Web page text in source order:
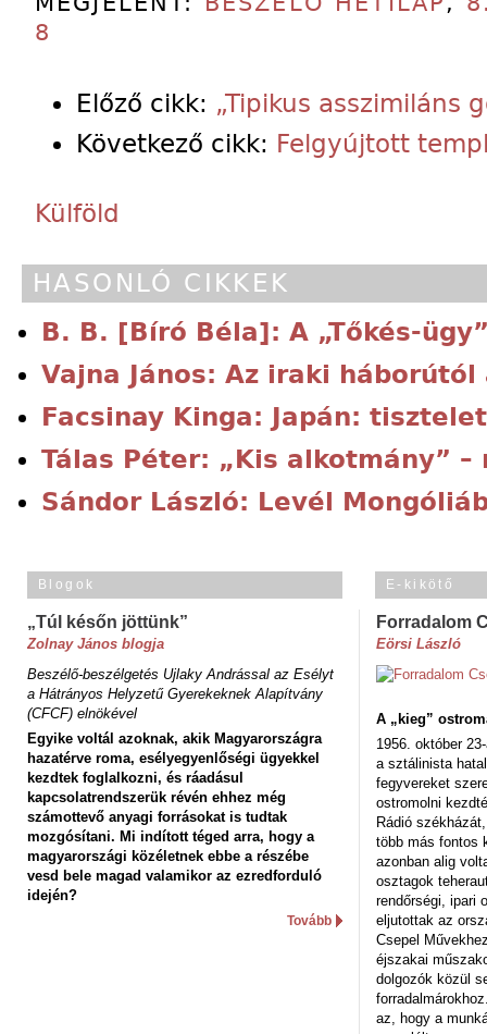
8
Előző cikk: „Tipikus asszimiláns
Következő cikk: Felgyújtott
Külföld
HASONLÓ CIKKEK
B. B. [Bíró Béla]: A „Tőkés-
Vajna János: Az iraki
Facsinay Kinga: Japán:
Tálas Péter: „Kis alkotmány” –
Sándor László: Levél
Blogok
„Túl későn jöttünk”
Zolnay János blogja
Beszélő-beszélgetés Ujlaky Andrással az Esélyt
a Hátrányos Helyzetű Gyerekeknek Alapítvány
(CFCF) elnökével
Egyike voltál azoknak, akik Magyarországra
hazatérve roma, esélyegyenlőségi ügyekkel
kezdtek foglalkozni, és ráadásul
kapcsolatrendszerük révén ehhez még
számottevő anyagi forrásokat is tudtak
mozgósítani. Mi indított téged arra, hogy a
magyarországi közéletnek ebbe a részébe
vesd bele magad valamikor az ezredforduló
idején?
Tovább
E-kikötő
Forradalom
Eörsi László
A „kieg”
1956. október
a sztálinista
fegyvereket
ostromolni
Rádió
több más fontos
azonban alig
osztagok
rendőrségi, ipari
eljutottak az
Csepel
éjszakai
dolgozók közül
az, hogy a